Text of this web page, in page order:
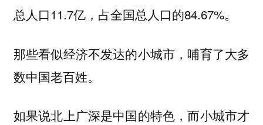
总人口11.7亿，占全国总人口的84.67%。
那些看似经济不发达的小城市，哺育了大多
数中国老百姓。
如果说北上广深是中国的特色，而小城市才